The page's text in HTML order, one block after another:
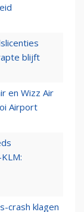
blijft
en Wizz Air
Airport
crash klagen